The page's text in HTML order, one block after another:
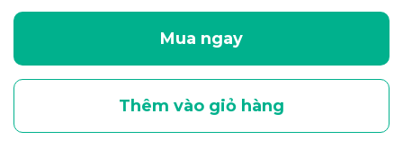
Mua ngay
Thêm vào giỏ hàng